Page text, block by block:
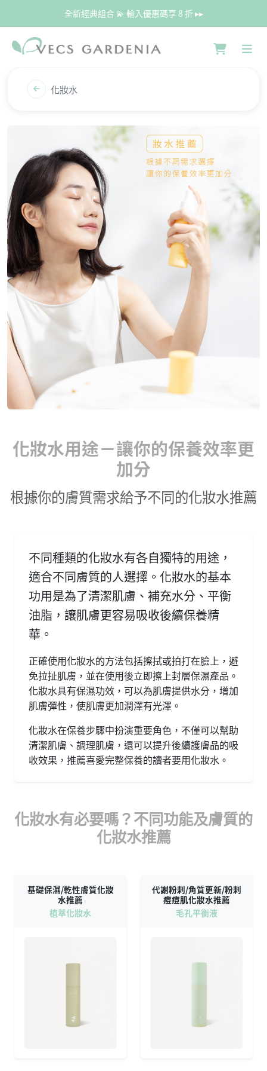
全新經典組合 💫 輸入優惠碼享 8 折 ▸▸
化妝水
化妝水用途－讓你的保養效率更
加分
根據你的膚質需求給予不同的化妝水推薦
不同種類的化妝水有各自獨特的用途，
適合不同膚質的人選擇。化妝水的基本
功用是為了清潔肌膚、補充水分、平衡
油脂，讓肌膚更容易吸收後續保養精
華。
正確使用化妝水的方法包括擦拭或拍打在臉上，避
免拉扯肌膚，並在使用後立即擦上封層保濕產品。
化妝水具有保濕功效，可以為肌膚提供水分，增加
肌膚彈性，使肌膚更加潤澤有光澤。
化妝水在保養步驟中扮演重要角色，不僅可以幫助
清潔肌膚、調理肌膚，還可以提升後續護膚品的吸
收效果，推薦喜愛完整保養的讀者要用化妝水。
化妝水有必要嗎？不同功能及膚質的
化妝水推薦
基礎保濕/乾性膚質化妝
水推薦
植萃化妝水
代謝粉刺/角質更新/粉刺
痘痘肌化妝水推薦
毛孔平衡液